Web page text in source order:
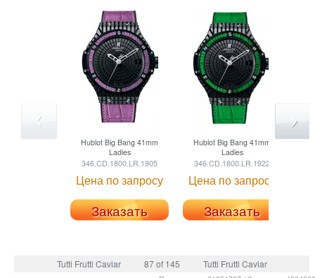
Hublot Big Bang 41mm
Ladies
346.CD.1800.LR.1905
Цена по запросу
Заказать
Hublot Big Bang 41mm
Ladies
346.CD.1800.LR.1922
Цена по запросу
Заказать
Tutti Frutti Caviar 87 of 145 Tutti Frutti Caviar